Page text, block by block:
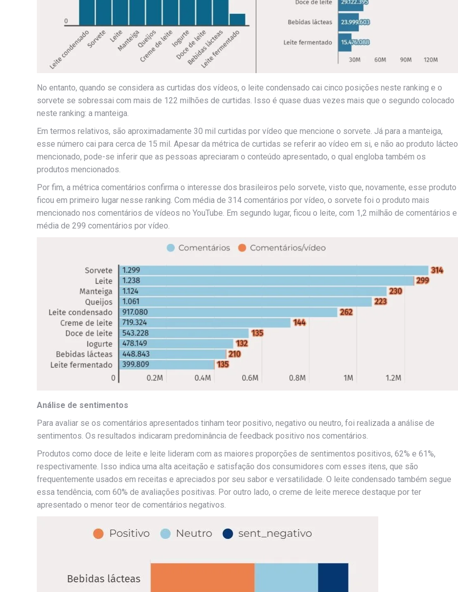
No entanto, quando se considera as curtidas dos vídeos, o leite condensado cai cinco posições neste ranking e o
sorvete se sobressai com mais de 122 milhões de curtidas. Isso é quase duas vezes mais que o segundo colocado
neste ranking: a manteiga.
Em termos relativos, são aproximadamente 30 mil curtidas por vídeo que mencione o sorvete. Já para a manteiga,
esse número cai para cerca de 15 mil. Apesar da métrica de curtidas se referir ao vídeo em si, e não ao produto lácteo
mencionado, pode-se inferir que as pessoas apreciaram o conteúdo apresentado, o qual engloba também os
produtos mencionados.
Por fim, a métrica comentários confirma o interesse dos brasileiros pelo sorvete, visto que, novamente, esse produto
ficou em primeiro lugar nesse ranking. Com média de 314 comentários por vídeo, o sorvete foi o produto mais
mencionado nos comentários de vídeos no YouTube. Em segundo lugar, ficou o leite, com 1,2 milhão de comentários e
média de 299 comentários por vídeo.
Análise de sentimentos
Para avaliar se os comentários apresentados tinham teor positivo, negativo ou neutro, foi realizada a análise de
sentimentos. Os resultados indicaram predominância de feedback positivo nos comentários.
Produtos como doce de leite e leite lideram com as maiores proporções de sentimentos positivos, 62% e 61%,
respectivamente. Isso indica uma alta aceitação e satisfação dos consumidores com esses itens, que são
frequentemente usados em receitas e apreciados por seu sabor e versatilidade. O leite condensado também segue
essa tendência, com 60% de avaliações positivas. Por outro lado, o creme de leite merece destaque por ter
apresentado o menor teor de comentários negativos.